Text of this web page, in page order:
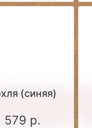
(синяя)
579 р.